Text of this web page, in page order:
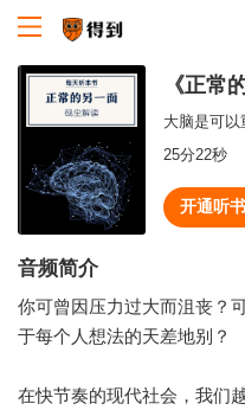
《正常
25分22秒
开通听
音频简介
你可曾因压力过大而沮丧？
于每个人想法的天差地别？
在快节奏的现代社会，我们